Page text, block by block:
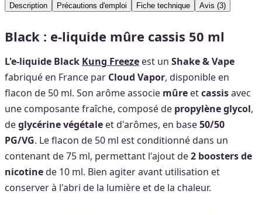
Description Précautions d'emploi Fiche technique Avis (3)
Black : e-liquide mûre cassis 50 ml
L'e-liquide Black Kung Freeze est un Shake & Vape
fabriqué en France par Cloud Vapor, disponible en
flacon de 50 ml. Son arôme associe mûre etcassisavec
une composante fraîche, composé de propylène glycol,
deglycérine végétale et d'arômes, en base50/50
PG/VG. Le flacon de 50 ml est conditionné dans un
contenant de 75 ml, permettant l'ajout de2 boosters de
nicotinede 10 ml. Bien agiter avant utilisation et
conserver à l'abri de la lumière et de la chaleur.